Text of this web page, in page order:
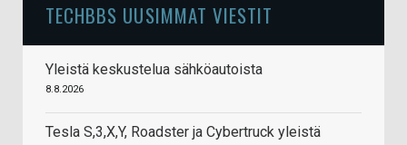
TECHBBS UUSIMMAT VIESTIT
Yleistä keskustelua sähköautoista
8.8.2026
Tesla S,3,X,Y, Roadster ja Cybertruck yleistä